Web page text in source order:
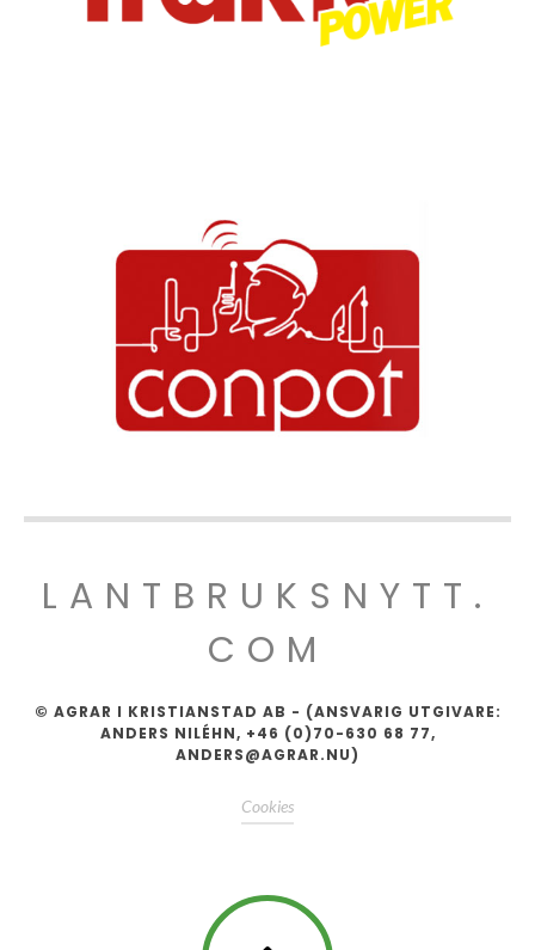
LANTBRUKSNYTT.
COM
© AGRAR I KRISTIANSTAD AB - (ANSVARIG UTGIVARE:
ANDERS NILÉHN, +46 (0)70-630 68 77,
ANDERS@AGRAR.NU)
Cookies